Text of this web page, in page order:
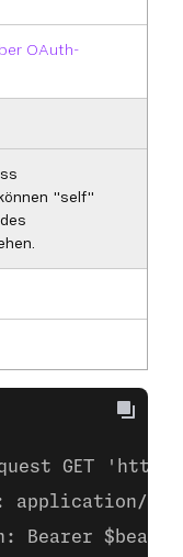
OAuth-
"self"
GET
application/
Bearer